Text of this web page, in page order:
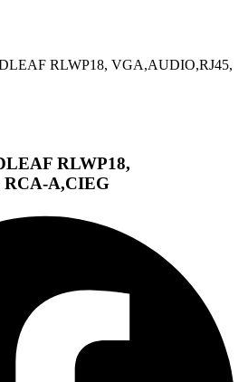
RLWP18, VGA,AUDIO,RJ45,
RLWP18,
A,CIEG